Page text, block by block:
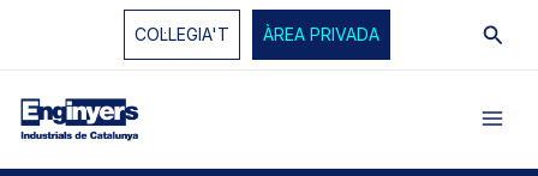
COL·LEGIA'T ÀREA PRIVADA